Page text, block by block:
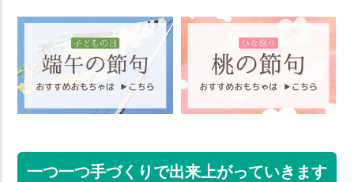
一つ一つ手づくりで出来上がっていきます